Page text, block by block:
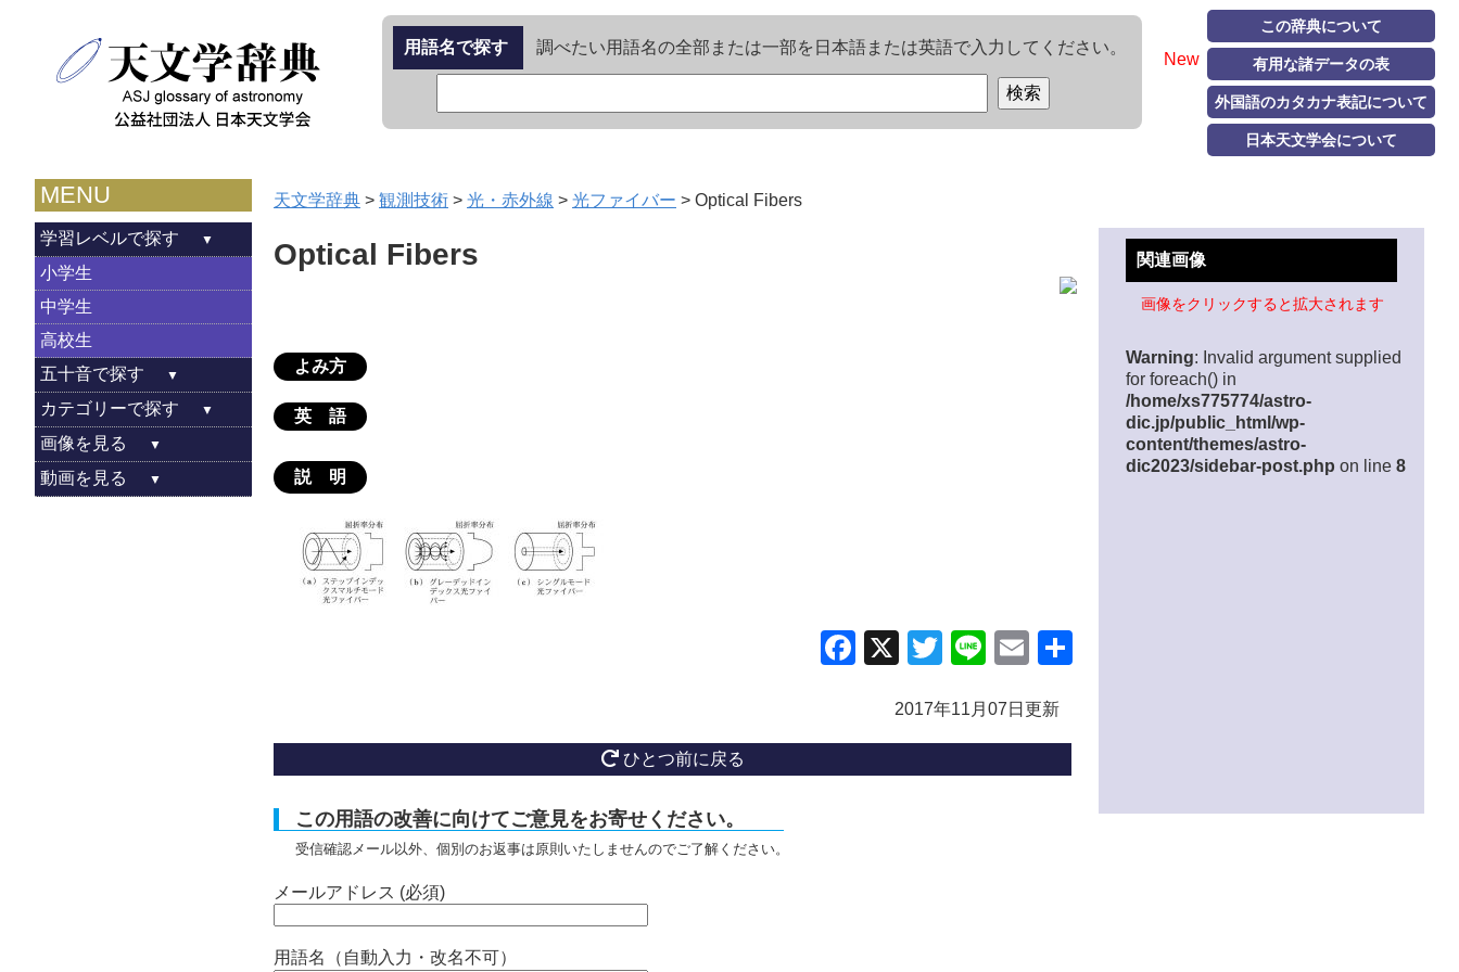
New
この辞典について
有用な諸データの表
外国語のカタカナ表記について
日本天文学会について
用語名で探す 調べたい用語名の全部または一部を日本語または英語で入力してください。
MENU
学習レベルで探す
小学生
中学生
高校生
五十音で探す
カテゴリーで探す
画像を見る
動画を見る
天文学辞典 > 観測技術 > 光・赤外線 > 光ファイバー > Optical Fibers
Optical Fibers
よみ方
英 語
説 明
Facebook
X TwitterLineEmail
2017年11月07日更新
ひとつ前に戻る
この用語の改善に向けてご意見をお寄せください。
受信確認メール以外、個別のお返事は原則いたしませんのでご了解ください。
メールアドレス (必須)
用語名（自動入力・改名不可）
関連画像
画像をクリックすると拡大されます
Warning: Invalid argument supplied
for foreach() in
/home/xs775774/astro-
dic.jp/public_html/wp-
content/themes/astro-
dic2023/sidebar-post.php on line 8